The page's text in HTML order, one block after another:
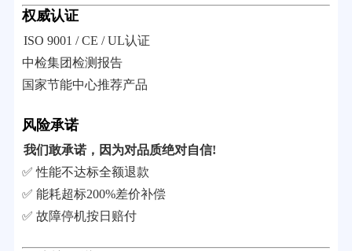
权威认证
ISO 9001 / CE / UL认证
中检集团检测报告
国家节能中心推荐产品
风险承诺
我们敢承诺，因为对品质绝对自信!
✅ 性能不达标全额退款
✅ 能耗超标200%差价补偿
✅ 故障停机按日赔付